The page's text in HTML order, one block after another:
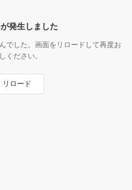
発生しました
でした。画面をリロードして再度お
ください。
リロード